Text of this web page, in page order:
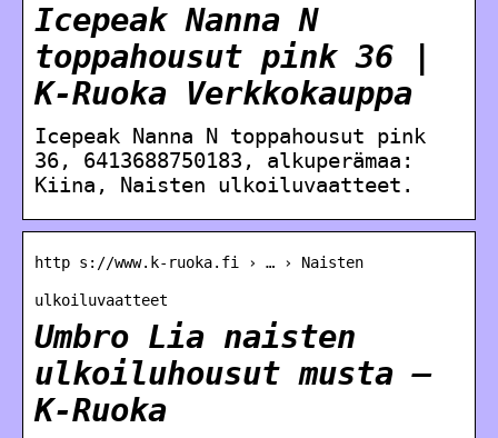
Icepeak Nanna N
toppahousut pink 36 |
K-Ruoka Verkkokauppa
Icepeak Nanna N toppahousut pink
36, 6413688750183, alkuperämaa:
Kiina, Naisten ulkoiluvaatteet.
http s://www.k-ruoka.fi › … › Naisten
ulkoiluvaatteet
Umbro Lia naisten
ulkoiluhousut musta –
K-Ruoka